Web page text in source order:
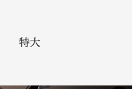
特大